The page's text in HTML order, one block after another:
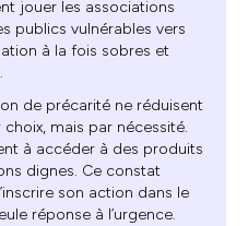
jouer les associations
publics vulnérables vers
à la fois sobres et
de précarité ne réduisent
mais par nécessité.
à accéder à des produits
dignes. Ce constat
son action dans le
réponse à l’urgence.